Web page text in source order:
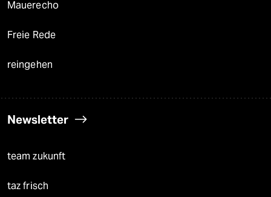
Mauerecho
Freie Rede
reingehen
Newsletter
team zukunft
taz frisch